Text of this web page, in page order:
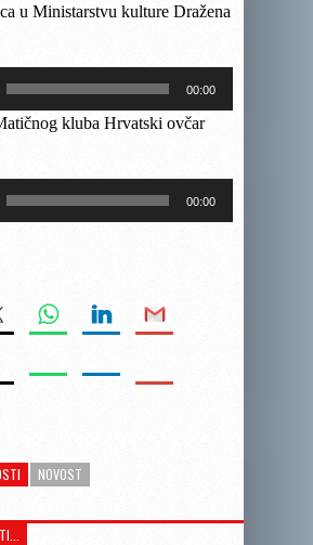
u Ministarstvu kulture Dražena
00:00
kluba Hrvatski ovčar
00:00
NOVOST